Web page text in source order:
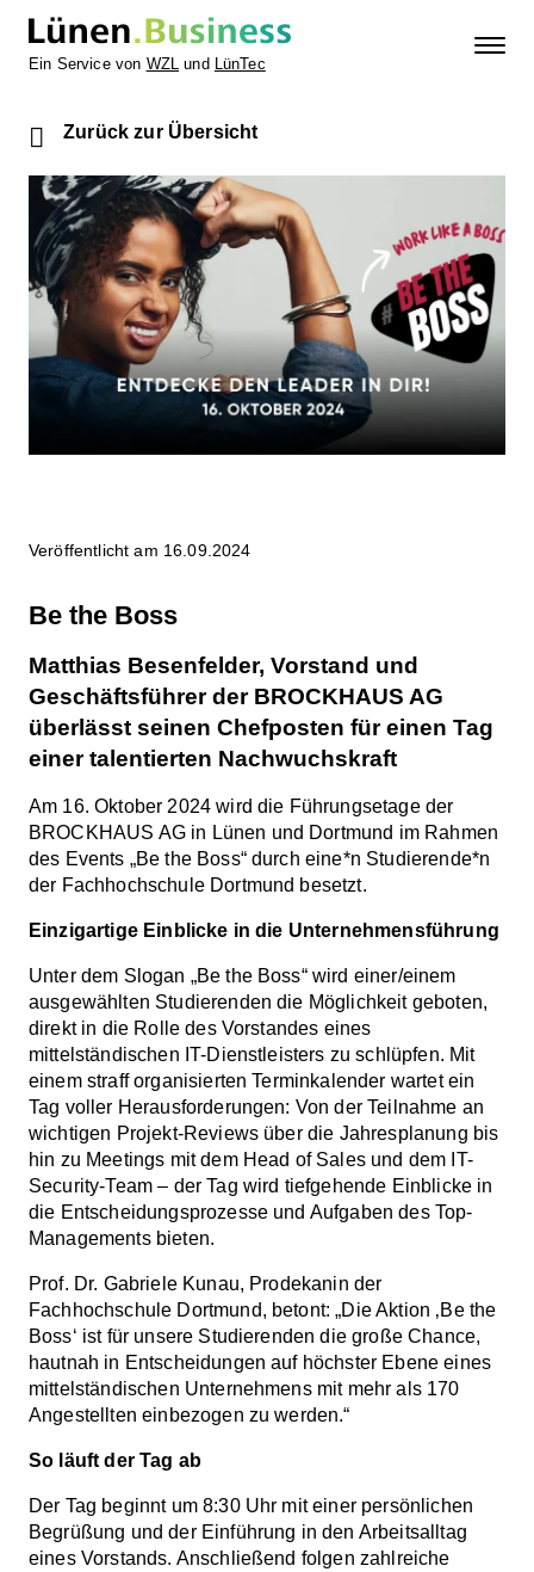
Ein Service von WZL und LünTec
Zurück zur Übersicht
Veröffentlicht am 16.09.2024
Be the Boss
Matthias Besenfelder, Vorstand und
Geschäftsführer der BROCKHAUS AG
überlässt seinen Chefposten für einen Tag
einer talentierten Nachwuchskraft
Am 16. Oktober 2024 wird die Führungsetage der
BROCKHAUS AG in Lünen und Dortmund im Rahmen
des Events „Be the Boss“ durch eine*n Studierende*n
der Fachhochschule Dortmund besetzt.
Einzigartige Einblicke in die Unternehmensführung
Unter dem Slogan „Be the Boss“ wird einer/einem
ausgewählten Studierenden die Möglichkeit geboten,
direkt in die Rolle des Vorstandes eines
mittelständischen IT-Dienstleisters zu schlüpfen. Mit
einem straff organisierten Terminkalender wartet ein
Tag voller Herausforderungen: Von der Teilnahme an
wichtigen Projekt-Reviews über die Jahresplanung bis
hin zu Meetings mit dem Head of Sales und dem IT-
Security-Team – der Tag wird tiefgehende Einblicke in
die Entscheidungsprozesse und Aufgaben des Top-
Managements bieten.
Prof. Dr. Gabriele Kunau, Prodekanin der
Fachhochschule Dortmund, betont: „Die Aktion ‚Be the
Boss‘ ist für unsere Studierenden die große Chance,
hautnah in Entscheidungen auf höchster Ebene eines
mittelständischen Unternehmens mit mehr als 170
Angestellten einbezogen zu werden.“
So läuft der Tag ab
Der Tag beginnt um 8:30 Uhr mit einer persönlichen
Begrüßung und der Einführung in den Arbeitsalltag
eines Vorstands. Anschließend folgen zahlreiche